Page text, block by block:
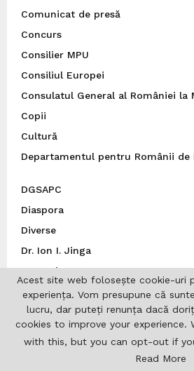
Comunicat de presă
Concurs
Consilier MPU
Consiliul Europei
Consulatul General al României la
Copii
Cultură
Departamentul pentru Românii de
DGSAPC
Diaspora
Diverse
Dr. Ion I. Jinga
Droguri
DRP
Editoriale
Acest site web folosește cookie-uri
experiența. Vom presupune că
lucru, dar puteți renunța dacă
cookies to improve your experience.
with this, but you can opt-out if
Read More